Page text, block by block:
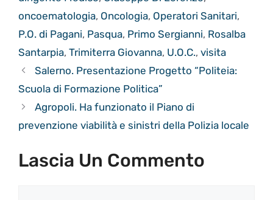
oncoematologia, Oncologia, Operatori Sanitari,
P.O. di Pagani, Pasqua, Primo Sergianni, Rosalba
Santarpia, Trimiterra Giovanna, U.O.C., visita
Salerno. Presentazione Progetto “Politeia:
Scuola di Formazione Politica”
Agropoli. Ha funzionato il Piano di
prevenzione viabilità e sinistri della Polizia locale
Lascia Un Commento